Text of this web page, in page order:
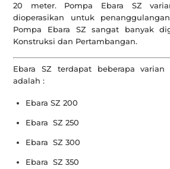
20 meter. Pompa Ebara SZ
dioperasikan untuk
Pompa Ebara SZ sangat banyak
Konstruksi dan Pertambangan.
Ebara SZ terdapat beberapa
adalah :
Ebara SZ 200
Ebara SZ 250
Ebara SZ 300
Ebara SZ 350